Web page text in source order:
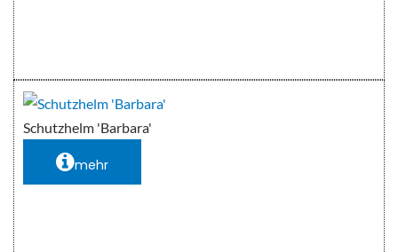
Schutzhelm 'Barbara'
mehr